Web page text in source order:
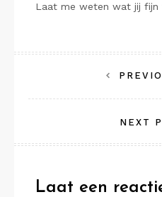
Laat me weten wat jij fijn
navigatie
NEXT
Laat een